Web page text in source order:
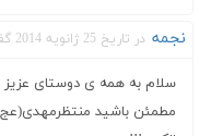
نجمه در تاریخ 25 ژانویه 2014 گفته :
سلام به همه ی دوستای عزیز
مطمئن باشید